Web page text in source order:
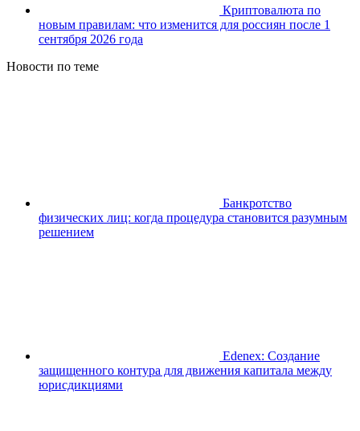
Криптовалюта по
новым правилам: что изменится для россиян после 1
сентября 2026 года
Новости по теме
Банкротство
физических лиц: когда процедура становится разумным
решением
Edenex: Создание
защищенного контура для движения капитала между
юрисдикциями